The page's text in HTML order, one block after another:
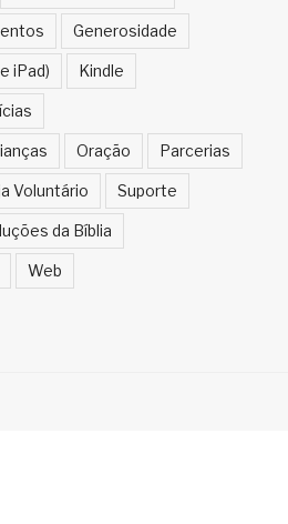
Generosidade
iPad) Kindle
Oração Parcerias
Voluntário Suporte
da Bíblia
Web